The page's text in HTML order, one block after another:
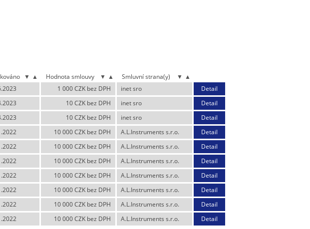
▲
▼ Hodnota smlouvy ▲
▼ Smluvní strana(y) ▲
▼
1 000 CZK bez DPH inet sro
Detail
10 CZK bez DPH inet sro
Detail
10 CZK bez DPH inet sro
Detail
10 000 CZK bez DPH A.L.Instruments s.r.o.
Detail
10 000 CZK bez DPH A.L.Instruments s.r.o.
Detail
10 000 CZK bez DPH A.L.Instruments s.r.o.
Detail
10 000 CZK bez DPH A.L.Instruments s.r.o.
Detail
10 000 CZK bez DPH A.L.Instruments s.r.o.
Detail
10 000 CZK bez DPH A.L.Instruments s.r.o.
Detail
10 000 CZK bez DPH A.L.Instruments s.r.o. Detail